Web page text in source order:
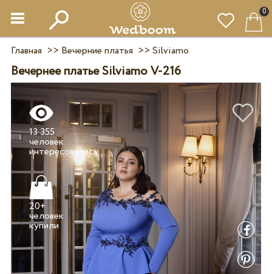
0
Главная >> Вечерние платья >> Silviamo
Вечернее платье Silviamo V-216
13 355
человек
интересовались
20+
человек